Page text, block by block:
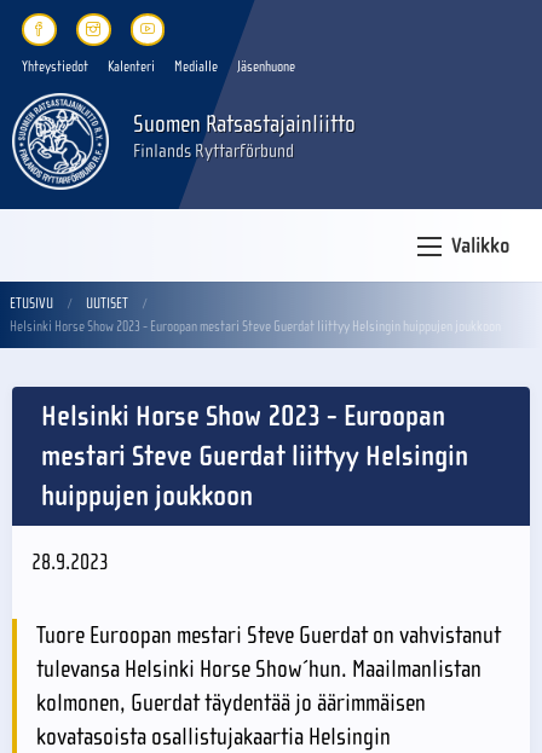
Yhteystiedot Kalenteri Medialle Jäsenhuone
Suomen Ratsastajainliitto
Finlands Ryttarförbund
Valikko
ETUSIVU
UUTISET
Helsinki Horse Show 2023 - Euroopan mestari Steve Guerdat liittyy Helsingin huippujen joukkoon
Helsinki Horse Show 2023 - Euroopan
mestari Steve Guerdat liittyy Helsingin
huippujen joukkoon
28.9.2023
Tuore Euroopan mestari Steve Guerdat on vahvistanut
tulevansa Helsinki Horse Show´hun. Maailmanlistan
kolmonen, Guerdat täydentää jo äärimmäisen
kovatasoista osallistujakaartia Helsingin